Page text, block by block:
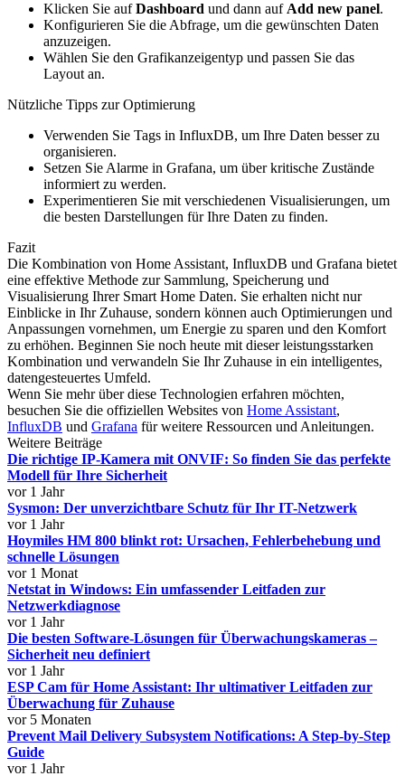
Klicken Sie aufDashboard und dann auf Add new panel.
Konfigurieren Sie die Abfrage, um die gewünschten Daten
anzuzeigen.
Wählen Sie den Grafikanzeigentyp und passen Sie das
Layout an.
Nützliche Tipps zur Optimierung
Verwenden Sie Tags in InfluxDB, um Ihre Daten besser zu
organisieren.
Setzen Sie Alarme in Grafana, um über kritische Zustände
informiert zu werden.
Experimentieren Sie mit verschiedenen Visualisierungen, um
die besten Darstellungen für Ihre Daten zu finden.
Fazit
Die Kombination von Home Assistant, InfluxDB und Grafana bietet
eine effektive Methode zur Sammlung, Speicherung und
Visualisierung Ihrer Smart Home Daten. Sie erhalten nicht nur
Einblicke in Ihr Zuhause, sondern können auch Optimierungen und
Anpassungen vornehmen, um Energie zu sparen und den Komfort
zu erhöhen. Beginnen Sie noch heute mit dieser leistungsstarken
Kombination und verwandeln Sie Ihr Zuhause in ein intelligentes,
datengesteuertes Umfeld.
Wenn Sie mehr über diese Technologien erfahren möchten,
besuchen Sie die offiziellen Websites von Home Assistant,
InfluxDB und Grafana für weitere Ressourcen und Anleitungen.
Weitere Beiträge
Die richtige IP-Kamera mit ONVIF: So finden Sie das perfekte
Modell für Ihre Sicherheit
vor 1 Jahr
Sysmon: Der unverzichtbare Schutz für Ihr IT-Netzwerk
vor 1 Jahr
Hoymiles HM 800 blinkt rot: Ursachen, Fehlerbehebung und
schnelle Lösungen
vor 1 Monat
Netstat in Windows: Ein umfassender Leitfaden zur
Netzwerkdiagnose
vor 1 Jahr
Die besten Software-Lösungen für Überwachungskameras –
Sicherheit neu definiert
vor 1 Jahr
ESP Cam für Home Assistant: Ihr ultimativer Leitfaden zur
Überwachung für Zuhause
vor 5 Monaten
Prevent Mail Delivery Subsystem Notifications: A Step-by-Step
Guide
vor 1 Jahr